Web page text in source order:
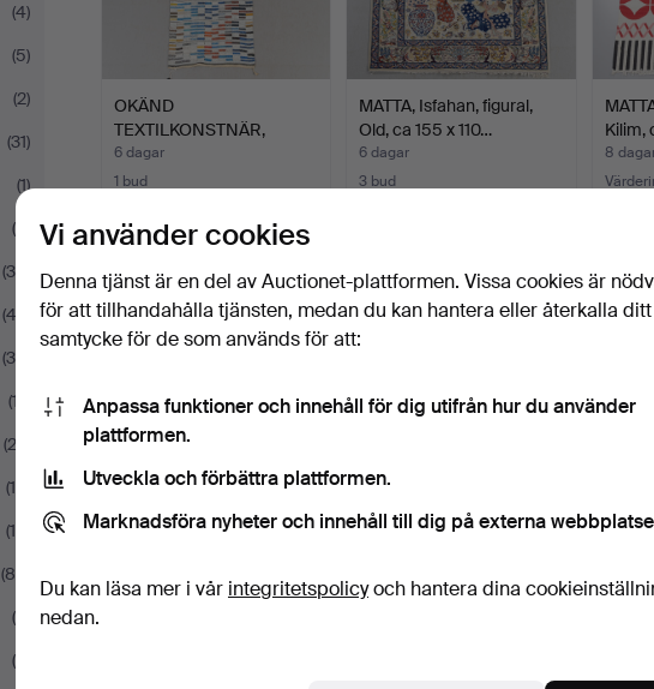
(4)
(5)
(2)
(31)
(1)
(5)
(30)
(42)
(35)
(17)
(23)
(18)
(18)
(89)
(8)
(9)
OKÄND
TEXTILKONSTNÄR,
väggbonad, ull, 1900…
6 dagar
1 bud
MATTA, Isfahan, figural,
Old, ca 155 x 110…
6 dagar
3 bud
Kilim,
8
300 cm.
Värdering
631 USD
Vi använder cookies
Denna tjänst är en del av Auctionet-plattformen. Vissa cookies är
för att tillhandahålla tjänsten, medan du kan hantera eller återkalla ditt
samtycke för de som används för att:
Anpassa funktioner och innehåll för dig utifrån hur du använder
plattformen.
Utveckla och förbättra plattformen.
Marknadsföra nyheter och innehåll till dig på externa
Du kan läsa mer i vår integritetspolicyoch hantera dina
nedan.